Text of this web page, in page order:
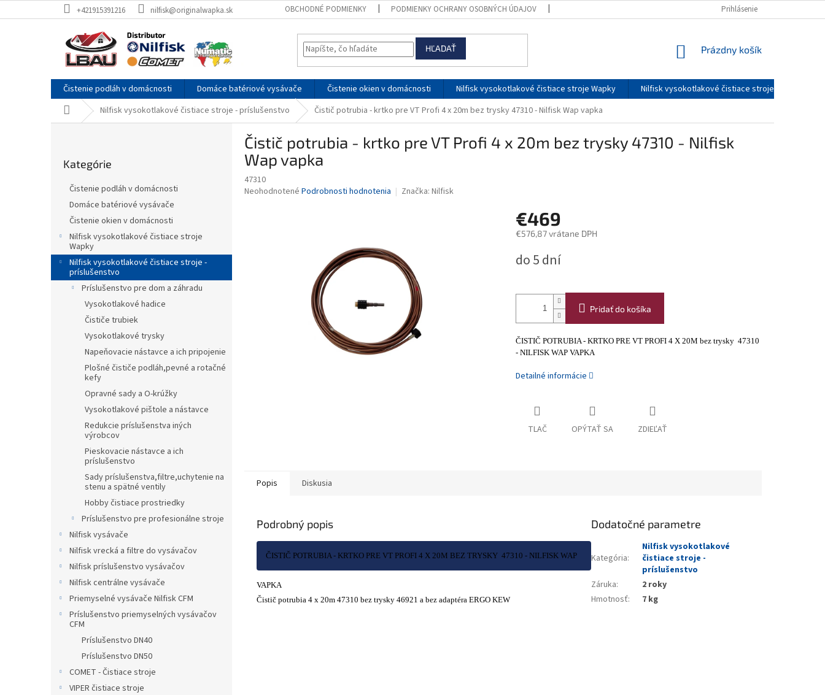
na
+421915391216 nilfisk@originalwapka.sk OBCHODNÉ PODMIENKY PODMIENKY OCHRANY OSOBNÝCH ÚDAJOV SERVIS
Prihlásenie
HĽADAŤ
NÁKUPNÝ
Prázdny košík
Čistenie podláh v domácnosti Domáce batériové vysávače Čistenie okien v domácnosti Nilfisk vysokotlakové čistiace stroje Wapky
Nilfisk vysokotlakové čistiace stroje -
DomovNilfisk vysokotlakové čistiace stroje - príslušenstvo Čistič potrubia - krtko pre VT Profi 4 x 20m bez trysky 47310 - Nilfisk Wap vapka
l
kategórie
Kategórie
Čistenie podláh v domácnosti
Domáce batériové vysávače
Čistenie okien v domácnosti
Nilfisk vysokotlakové čistiace stroje
Wapky
Nilfisk vysokotlakové čistiace stroje -
príslušenstvo
Príslušenstvo pre dom a záhradu
Vysokotlakové hadice
Čističe trubiek
Vysokotlakové trysky
Napeňovacie nástavce a ich pripojenie
Plošné čističe podláh,pevné a rotačné
kefy
Opravné sady a O-krúžky
Vysokotlakové pištole a nástavce
Redukcie príslušenstva iných
výrobcov
Pieskovacie nástavce a ich
príslušenstvo
Sady príslušenstva,filtre,uchytenie na
stenu a spätné ventily
Hobby čistiace prostriedky
Príslušenstvo pre profesionálne stroje
Nilfisk vysávače
Nilfisk vrecká a filtre do vysávačov
Nilfisk príslušenstvo vysávačov
Nilfisk centrálne vysávače
Priemyselné vysávače Nilfisk CFM
Príslušenstvo priemyselných vysávačov
CFM
Príslušenstvo DN40
Príslušenstvo DN50
COMET - Čistiace stroje
VIPER čistiace stroje
Čistič potrubia - krtko pre VT Profi 4 x 20m bez trysky 47310 - Nilfisk
Wap vapka
47310
Priemerné
Neohodnotené Podrobnosti hodnotenia Značka: Nilfisk
€469
€576,87 vrátane DPH
cena:
do 5 dní
Pridať do košíka
ČISTIČ POTRUBIA - KRTKO PRE VT PROFI 4 X 20M bez trysky 47310
- NILFISK WAP VAPKA
Detailné informácie
TLAČ OPÝTAŤ SA ZDIEĽAŤ
Popis Diskusia
Podrobný popis
ČISTIČ POTRUBIA - KRTKO PRE VT PROFI 4 X 20M BEZ TRYSKY 47310 - NILFISK WAP
VAPKA
Čistič potrubia 4 x 20m 47310 bez trysky 46921 a bez adaptéra ERGO KEW
Dodatočné parametre
Kategória:
Nilfisk vysokotlakové
čistiace stroje -
príslušenstvo
Záruka:
2 roky
Hmotnosť: 7 kg